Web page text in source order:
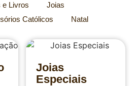
e Livros
Joias
Católicos
Natal
Joias
Especiais